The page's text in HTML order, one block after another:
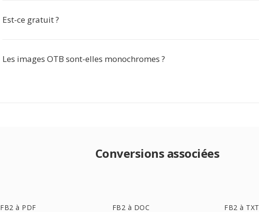
Est-ce gratuit ?
Les images OTB sont-elles monochromes ?
Conversions associées
FB2 à PDF FB2 à DOC FB2 à TXT